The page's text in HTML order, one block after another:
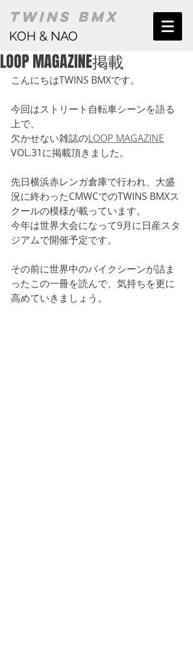
TWINS BMX
KOH & NAO
LOOP MAGAZINE掲載
こんにちはTWINS BMXです。
今回はストリート自転車シーンを語る
上で、
欠かせない雑誌のLOOP MAGAZINE
VOL.31に掲載頂きました。
先日横浜赤レンガ倉庫で行われ、大盛
況に終わったCMWCでのTWINS BMXス
クールの模様が載っています。
今年は世界大会になって9月に日産スタ
ジアムで開催予定です。
その前に世界中のバイクシーンが詰ま
ったこの一冊を読んで、気持ちを更に
高めていきましょう。